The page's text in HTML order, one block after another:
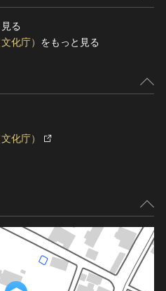
る
化庁） をもっと見る
化庁）